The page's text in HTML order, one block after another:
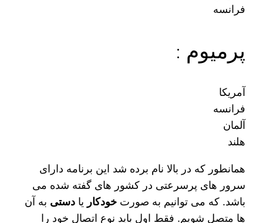
فرانسه
پرمیوم :
آمریکا
فرانسه
آلمان
هلند
همانطور که در بالا نام برده شد این برنامه دارای
سرور های پرسرعتی در کشور های گفته شده می‌
باشد. که می‌ توانیم به صورتخودکار یادستی به آن
ها متصل شویم. فقط اول باید نوع اتصال خود را